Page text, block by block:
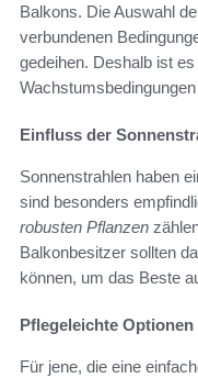
Balkons. Die Auswahl
verbundenen
gedeihen. Deshalb ist
Einfluss der
Sonnenstrahlen haben
sind besonders
robusten Pflanzen
Balkonbesitzer sollten
können, um das Beste
Pflegeleichte
Für jene, die eine